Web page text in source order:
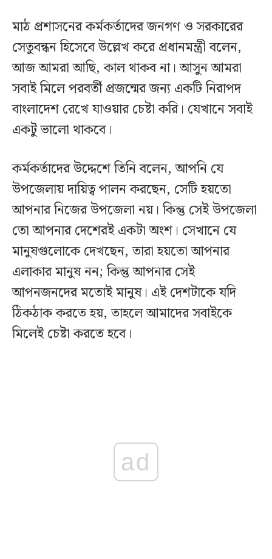
মাঠ প্রশাসনের কর্মকর্তাদের জনগণ ও সরকারের
সেতুবন্ধন হিসেবে উল্লেখ করে প্রধানমন্ত্রী বলেন,
আজ আমরা আছি, কাল থাকব না। আসুন আমরা
সবাই মিলে পরবর্তী প্রজন্মের জন্য একটি নিরাপদ
বাংলাদেশ রেখে যাওয়ার চেষ্টা করি। যেখানে সবাই
একটু ভালো থাকবে।
কর্মকর্তাদের উদ্দেশে তিনি বলেন, আপনি যে
উপজেলায় দায়িত্ব পালন করছেন, সেটি হয়তো
আপনার নিজের উপজেলা নয়। কিন্তু সেই উপজেলা
তো আপনার দেশেরই একটা অংশ। সেখানে যে
মানুষগুলোকে দেখছেন, তারা হয়তো আপনার
এলাকার মানুষ নন; কিন্তু আপনার সেই
আপনজনদের মতোই মানুষ। এই দেশটাকে যদি
ঠিকঠাক করতে হয়, তাহলে আমাদের সবাইকে
মিলেই চেষ্টা করতে হবে।
ad